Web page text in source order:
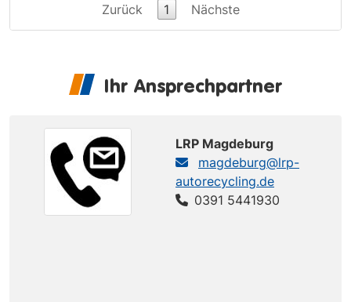
Zurück 1 Nächste
Ihr Ansprechpartner
LRP Magdeburg
magdeburg@lrp-
autorecycling.de
0391 5441930